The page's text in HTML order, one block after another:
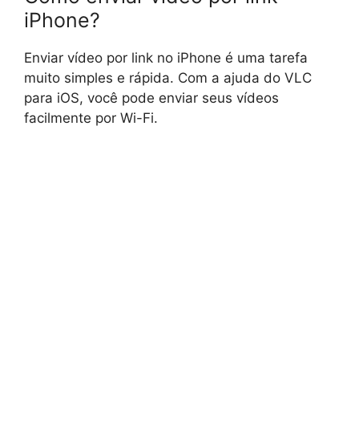
iPhone?
Enviar vídeo por link no iPhone é uma tarefa
muito simples e rápida. Com a ajuda do VLC
para iOS, você pode enviar seus vídeos
facilmente por Wi-Fi.